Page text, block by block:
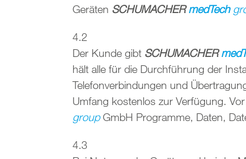
Geräten SCHUMACHERmedTech
4.2
Der Kunde gibt SCHUMACHER
hält alle für die Durchführung der
Telefonverbindungen und
Umfang kostenlos zur Verfügung.
groupGmbH Programme, Daten,
4.3